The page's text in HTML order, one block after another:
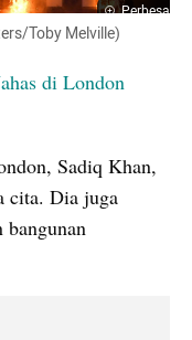
Perbesar
Toby Melville)
di London
Sadiq Khan,
cita. Dia juga
bangunan